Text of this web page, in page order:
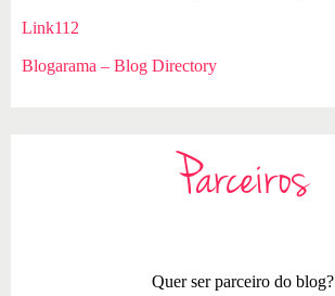
Link112
Blogarama – Blog Directory
Parceiros
Quer ser parceiro do blog?